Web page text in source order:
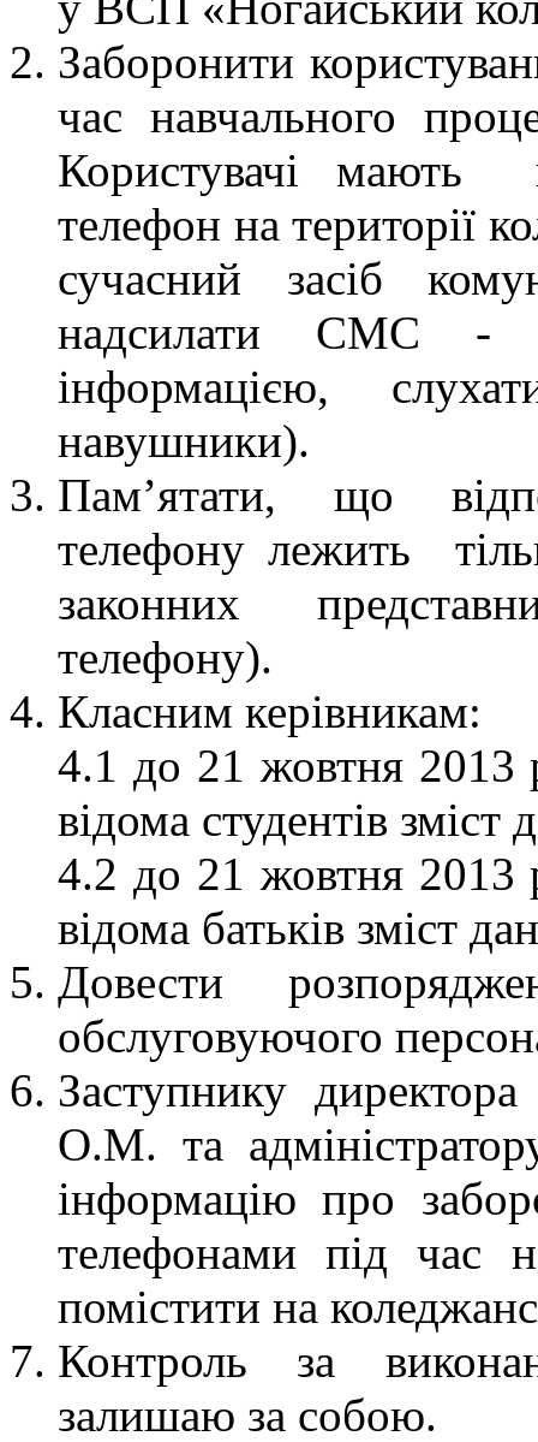
Заборонити
час навчального
Користувачі мають
телефон на території
сучасний засіб
надсилати СМС -
інформацією,
навушники).
Пам’ятати, що
телефону лежить
законних
телефону).
Класним керівникам:
4.1 до 21 жовтня 2013
відома студентів
4.2 до 21 жовтня 2013
відома батьків зміст
Довести
обслуговуючого
Заступнику
О.М. та
інформацію про
телефонами під час
помістити на
Контроль за
залишаю за собою.